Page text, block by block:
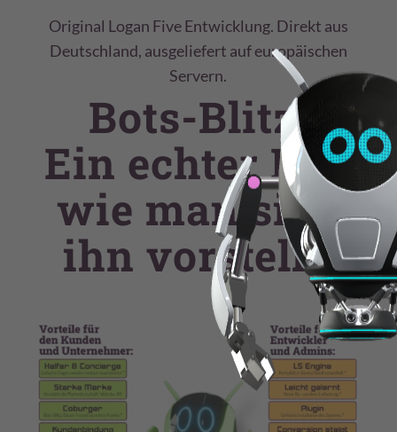
Original Logan Five Entwicklung. Direkt aus
Deutschland, ausgeliefert auf europäischen
Servern.
Bots-Blitz!
Ein echter Bot,
wie man sich
ihn vorstellt.